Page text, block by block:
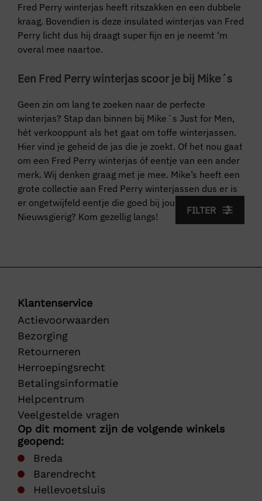
FILTER
Fred Perry winterjas heeft ritszakken en een dubbele
kraag. Bovendien is deze insulated winterjas van Fred
Perry licht dus hij draagt super fijn en je neemt ‘m
overal mee naartoe.
Een Fred Perry winterjas scoor je bij Mike´s
Geen zin om lang te zoeken naar de perfecte
winterjas? Stap dan binnen bij Mike´s Just for Men,
hét verkooppunt als het gaat om toffe winterjassen.
Hier vind je geheid de jas die je zoekt. Of het nou gaat
om een Fred Perry winterjas óf eentje van een ander
merk. Wij denken graag met je mee. Mike’s heeft een
grote collectie aan Fred Perry winterjassen dus er is
er ongetwijfeld eentje die goed bij jou past.
Nieuwsgierig? Kom gezellig langs!
Klantenservice
Actievoorwaarden
Bezorging
Retourneren
Herroepingsrecht
Betalingsinformatie
Helpcentrum
Veelgestelde vragen
Op dit moment zijn de volgende winkels
geopend:
Breda
Barendrecht
Hellevoetsluis